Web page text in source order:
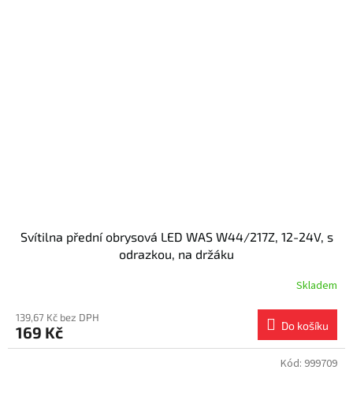
Svítilna přední obrysová LED WAS W44/217Z, 12-24V, s
odrazkou, na držáku
Skladem
139,67 Kč bez DPH
169 Kč Do košíku
Kód: 999709